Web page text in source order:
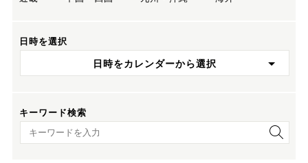
日時を選択
日時をカレンダーから選択
キーワード検索
キーワード検索